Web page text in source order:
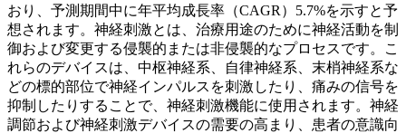
おり、予測期間中に年平均成長率（CAGR）5.7%を示すと予
想されます。神経刺激とは、治療用途のために神経活動を制
御および変更する侵襲的または非侵襲的なプロセスです。こ
れらのデバイスは、中枢神経系、自律神経系、末梢神経系な
どの標的部位で神経インパルスを刺激したり、痛みの信号を
抑制したりすることで、神経刺激機能に使用されます。神経
調節および神経刺激デバイスの需要の高まり、患者の意識向